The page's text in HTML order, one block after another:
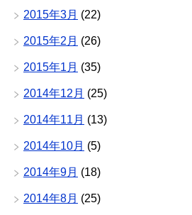
2015年3月 (22)
2015年2月 (26)
2015年1月 (35)
2014年12月 (25)
2014年11月 (13)
2014年10月 (5)
2014年9月 (18)
2014年8月 (25)